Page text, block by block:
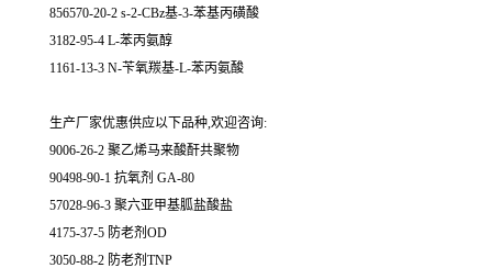
856570-20-2 s-2-CBz基-3-苯基丙磺酸
3182-95-4 L-苯丙氨醇
1161-13-3 N-苄氧羰基-L-苯丙氨酸
生产厂家优惠供应以下品种,欢迎咨询:
9006-26-2 聚乙烯马来酸酐共聚物
90498-90-1 抗氧剂 GA-80
57028-96-3 聚六亚甲基胍盐酸盐
4175-37-5 防老剂OD
3050-88-2 防老剂TNP